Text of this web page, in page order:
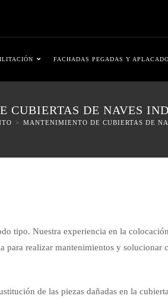
FACHADAS PEGADAS Y
CUBIERTAS DE NAVES
> MANTENIMIENTO DE CUBIERTAS DE
tipo. Nuestra experiencia en la
para realizar mantenimientos y solucionar
de las piezas dañadas en la